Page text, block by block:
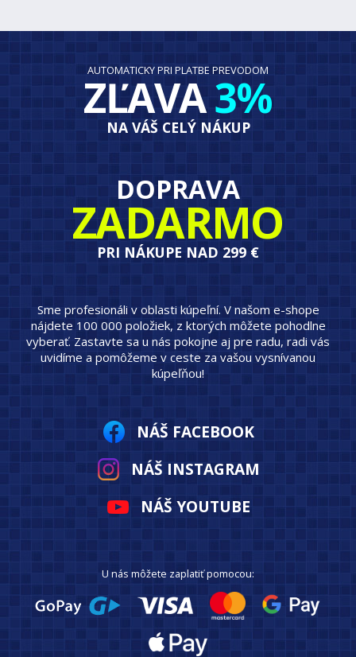
AUTOMATICKY PRI PLATBE PREVODOM
ZĽAVA3%
NA VÁŠ CELÝ NÁKUP
DOPRAVA
ZADARMO
PRI NÁKUPE NAD 299 €
Sme profesionáli v oblasti kúpeľní. V našom e-shope
nájdete 100 000 položiek, z ktorých môžete pohodlne
vyberať. Zastavte sa u nás pokojne aj pre radu, radi vás
uvidíme a pomôžeme v ceste za vašou vysnívanou
kúpeľňou!
NÁŠ FACEBOOK
NÁŠ INSTAGRAM
NÁŠ YOUTUBE
U nás môžete zaplatiť pomocou: